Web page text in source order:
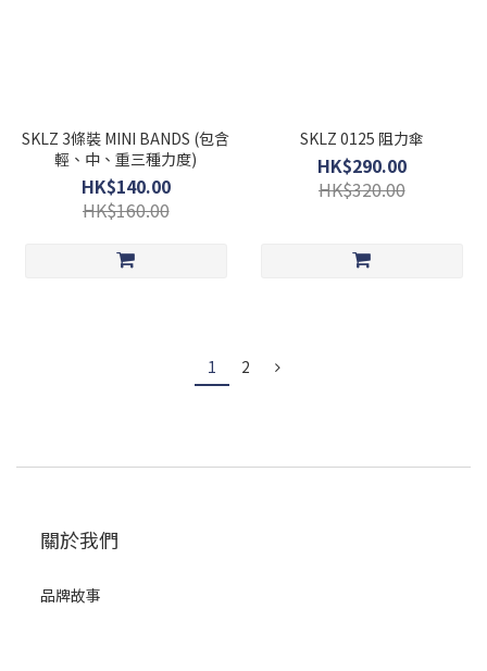
SKLZ 3條裝 MINI BANDS (包含
輕、中、重三種力度)
HK$140.00
HK$160.00
SKLZ 0125 阻力傘
HK$290.00
HK$320.00
1 2
關於我們
品牌故事